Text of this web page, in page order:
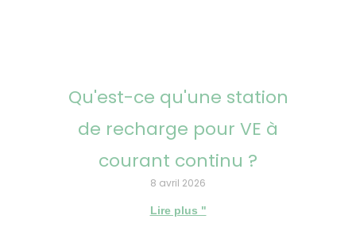
Qu'est-ce qu'une station
de recharge pour VE à
courant continu ?
8 avril 2026
Lire plus "